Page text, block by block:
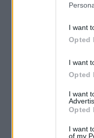
I want
Opted
I want
Opted
I want
Opted
I want
of my